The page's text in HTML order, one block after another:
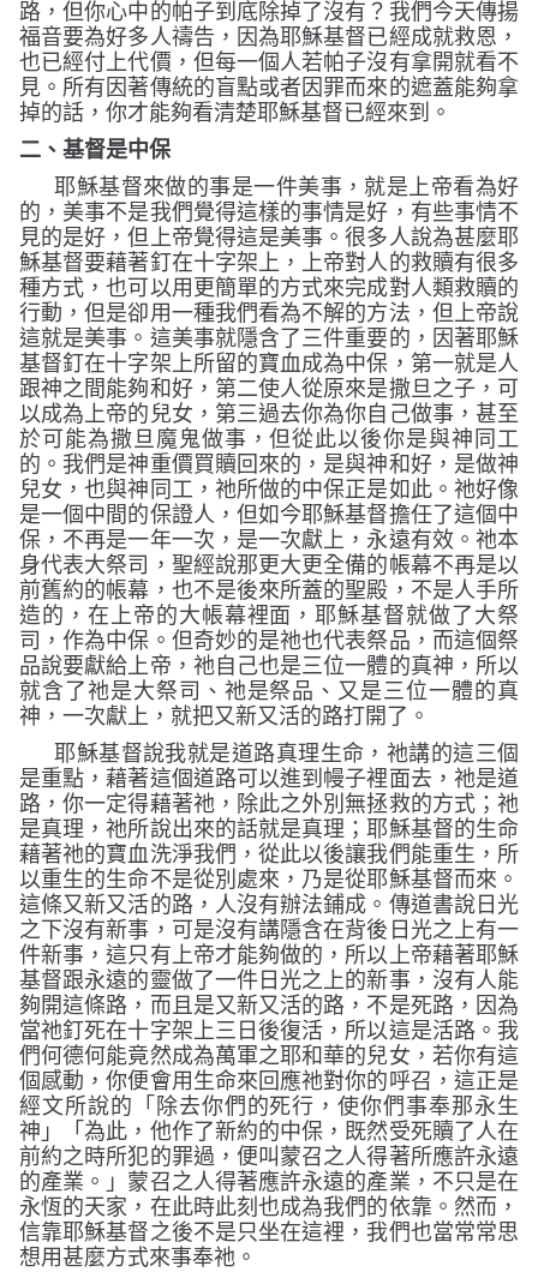
路，但你心中的帕子到底除掉了沒有？我們今天傳揚
福音要為好多人禱告，因為耶穌基督已經成就救恩，
也已經付上代價，但每一個人若帕子沒有拿開就看不
見。所有因著傳統的盲點或者因罪而來的遮蓋能夠拿
掉的話，你才能夠看清楚耶穌基督已經來到。
二、 基督是中保
耶穌基督來做的事是一件美事，就是上帝看為好
的，美事不是我們覺得這樣的事情是好，有些事情不
見的是好，但上帝覺得這是美事。很多人說為甚麼耶
穌基督要藉著釘在十字架上，上帝對人的救贖有很多
種方式，也可以用更簡單的方式來完成對人類救贖的
行動，但是卻用一種我們看為不解的方法，但上帝說
這就是美事。這美事就隱含了三件重要的，因著耶穌
基督釘在十字架上所留的寶血成為中保，第一就是人
跟神之間能夠和好，第二使人從原來是撒旦之子，可
以成為上帝的兒女，第三過去你為你自己做事，甚至
於可能為撒旦魔鬼做事，但從此以後你是與神同工
的。我們是神重價買贖回來的，是與神和好，是做神
兒女，也與神同工，祂所做的中保正是如此。祂好像
是一個中間的保證人，但如今耶穌基督擔任了這個中
保，不再是一年一次，是一次獻上，永遠有效。祂本
身代表大祭司，聖經說那更大更全備的帳幕不再是以
前舊約的帳幕，也不是後來所蓋的聖殿，不是人手所
造的，在上帝的大帳幕裡面，耶穌基督就做了大祭
司，作為中保。但奇妙的是祂也代表祭品，而這個祭
品說要獻給上帝，祂自己也是三位一體的真神，所以
就含了祂是大祭司、祂是祭品、又是三位一體的真
神，一次獻上，就把又新又活的路打開了。
耶穌基督說我就是道路真理生命，祂講的這三個
是重點，藉著這個道路可以進到幔子裡面去，祂是道
路，你一定得藉著祂，除此之外別無拯救的方式；祂
是真理，祂所說出來的話就是真理；耶穌基督的生命
藉著祂的寶血洗淨我們，從此以後讓我們能重生，所
以重生的生命不是從別處來，乃是從耶穌基督而來。
這條又新又活的路，人沒有辦法鋪成。傳道書說日光
之下沒有新事，可是沒有講隱含在背後日光之上有一
件新事，這只有上帝才能夠做的，所以上帝藉著耶穌
基督跟永遠的靈做了一件日光之上的新事，沒有人能
夠開這條路，而且是又新又活的路，不是死路，因為
當祂釘死在十字架上三日後復活，所以這是活路。我
們何德何能竟然成為萬軍之耶和華的兒女，若你有這
個感動，你便會用生命來回應祂對你的呼召，這正是
經文所說的 「除去你們的死行，使你們事奉那永生
神」「為此，他作了新約的中保，既然受死贖了人在
前約之時所犯的罪過，便叫蒙召之人得著所應許永遠
的產業。」 蒙召之人得著應許永遠的產業，不只是在
永恆的天家，在此時此刻也成為我們的依靠。然而，
信靠耶穌基督之後不是只坐在這裡，我們也當常常思
想用甚麼方式來事奉祂。